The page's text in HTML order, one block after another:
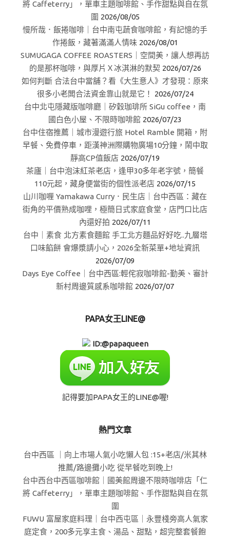
將 Caffeterry」，單車主題咖啡館、手作甜點與自在氛
圍 2026/08/05
慢所哉．飯捲咖啡｜台中南屯蔬食咖啡館，有記憶的手
作捲飯，藏著滿滿人情味 2026/08/01
SUMUGAGA COFFEE ROASTERS｜空間美，讓人想再訪
的是那杯咖啡，與厚片Ｘ冰淇淋的默契 2026/07/26
如何判斷 合法台中當舖？看《大生意人》才發現：原來
很多小老闆合法資金靠山就是它！
2026/07/24
台中北屯隱藏版咖啡廳｜矽穀珈琲所 SiGu coffee，南
國白色小屋、不限時咖啡館 2026/07/23
台中住宿推薦｜城市漫遊行旅 Hotel Ramble 開箱，附
早餐、免費停車，距漢神洲際購物廣場10分鐘，鬧中取
靜高CP值飯店 2026/07/19
茶廬｜台中泡沫紅茶老店，逢甲30多年老字號，簡餐
110元起，藏身便當街的個性派老店 2026/07/15
山川咖喱 Yamakawa Curry．民生店｜台中西區：藏在
街角的平價熟成咖哩，極簡日式家庭食堂，店門口比店
內還好拍 2026/07/11
台中｜素食 北方素食麵館 手工北方麵品好好吃..九層塔
口味餡餅 會爆漿請小心，2026全新菜單+地址資訊
2026/07/09
Days Eye Coffee｜台中西區:輕侘寂咖啡館-勤美、審計
新村周邊質感系咖啡館 2026/07/07
PAPA女王LINE@
ID:@papaqueen
記得要加PAPA女王的LINE@喔!
熱門文章
台中西區 ｜向上市場人氣小吃懶人包 :15+老店/米其林
推薦/路邊攤小吃 從早餐吃到晚上!
台中西台中西區咖啡館｜國美館周邊不限時咖啡店「仁
將 Caffeterry」，單車主題咖啡館、手作甜點與自在氛
圍
FUWU 富屋家庭料理｜台中西屯區｜永豐棧旁高人氣家
庭定食，200多元享主食、湯品、甜點，超完整套餐飽